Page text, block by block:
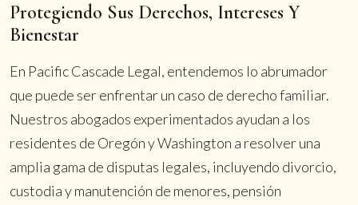
Protegiendo Sus Derechos, Intereses Y
Bienestar
En Pacific Cascade Legal, entendemos lo abrumador
que puede ser enfrentar un caso de derecho familiar.
Nuestros abogados experimentados ayudan a los
residentes de Oregón y Washington a resolver una
amplia gama de disputas legales, incluyendo divorcio,
custodia y manutención de menores, pensión